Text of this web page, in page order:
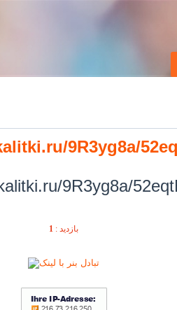
9R3yg8a/
9R3yg8a/
بازديد : 1